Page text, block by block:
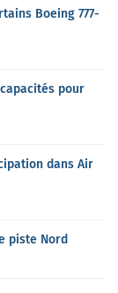
Boeing 777-
pour
dans Air
piste Nord